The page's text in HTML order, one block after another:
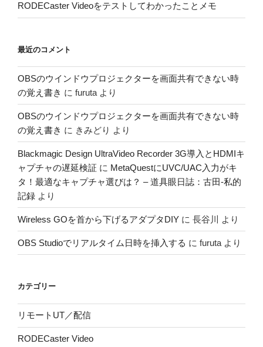
RODECaster Videoをテストしてわかったことメモ
最近のコメント
OBSのウインドウプロジェクターを画面共有できない時
の覚え書き に furuta より
OBSのウインドウプロジェクターを画面共有できない時
の覚え書き に きみどり より
Blackmagic Design UltraVideo Recorder 3G導入とHDMIキ
ャプチャの遅延検証 に MetaQuestにUVC/UAC入力がキ
タ！最適なキャプチャ選びは？ – 道具眼日誌：古田-私的
記録 より
Wireless GOを首から下げるアダプタDIY に 長谷川 より
OBS Studioでリアルタイム日時を挿入する に furuta より
カテゴリー
リモートUT／配信
RODECaster Video